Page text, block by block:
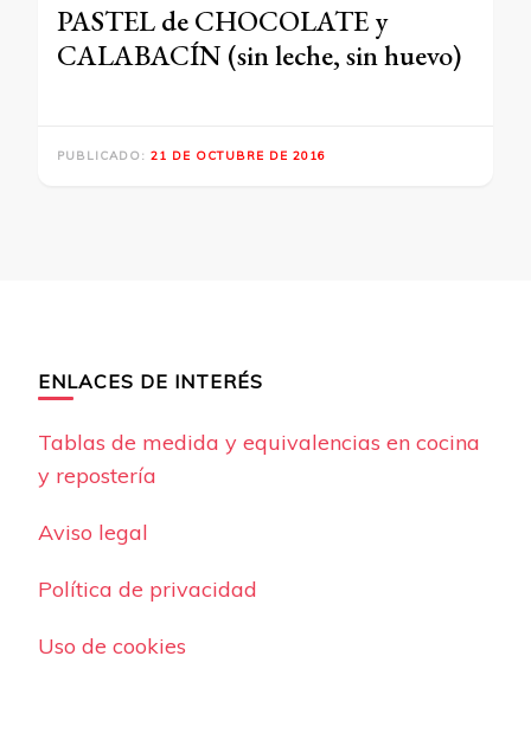
PASTEL de CHOCOLATE y
CALABACÍN (sin leche, sin huevo)
PUBLICADO: 21 DE OCTUBRE DE 2016
ENLACES DE INTERÉS
Tablas de medida y equivalencias en cocina
y repostería
Aviso legal
Política de privacidad
Uso de cookies